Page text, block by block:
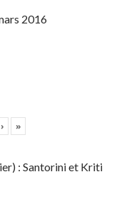
2016
› »
: Santorini et Kriti